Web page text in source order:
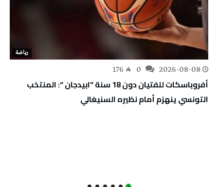
رياضة
2026-08-08
176
أفروباسكات للفتيان دون 18 سنة “ابيدجان “: المنتخب
التونسي ينهزم أمام نظيره السنيغالي